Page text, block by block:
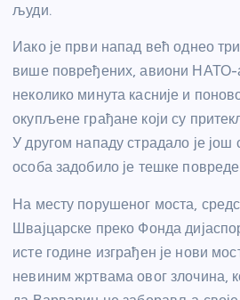
људи.
Иако је први напад већ однео
више повређених, авиони НАТО-
неколико минута касније и
окупљене грађане који су
У другом нападу страдало је
особа задобило је тешке
На месту порушеног моста,
Швајцарске преко Фонда
исте године изграђен је нови
невиним жртвама овог злочина,